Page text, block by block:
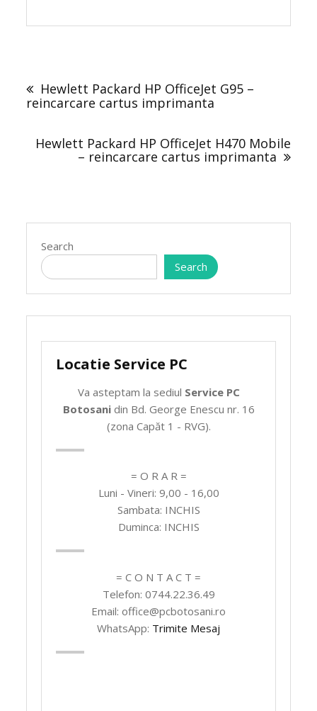
navigation
Hewlett Packard HP OfficeJet G95 –
reincarcare cartus imprimanta
Hewlett Packard HP OfficeJet H470 Mobile
– reincarcare cartus imprimanta
Search
Search
Locatie Service PC
Va asteptam la sediul Service PC
Botosanidin Bd. George Enescu nr. 16
(zona Capăt 1 - RVG).
= O R A R =
Luni - Vineri: 9,00 - 16,00
Sambata: INCHIS
Duminca: INCHIS
= C O N T A C T =
Telefon: 0744.22.36.49
Email: office@pcbotosani.ro
WhatsApp: Trimite Mesaj